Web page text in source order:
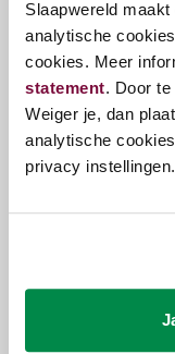
Slaapwereld
analytische
cookies. Meer
statement. Door
Weiger je, dan
analytische
privacy instellingen.
Kunnen we je
Onze
Klantenservice
Volg ons op onze
Blijf op de